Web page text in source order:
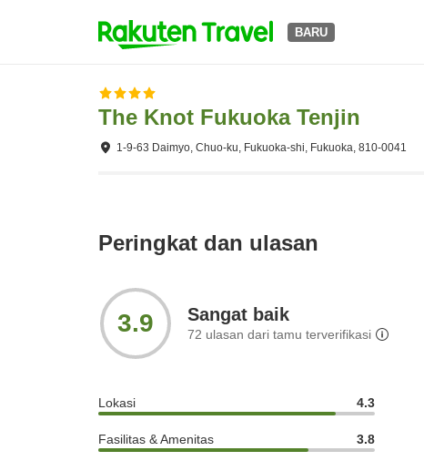
BARU
The Knot Fukuoka Tenjin
1-9-63 Daimyo, Chuo-ku, Fukuoka-shi, Fukuoka, 810-0041
Peringkat dan ulasan
3.9 Sangat baik
72 ulasan dari tamu terverifikasi
Lokasi 4.3
Fasilitas & Amenitas 3.8